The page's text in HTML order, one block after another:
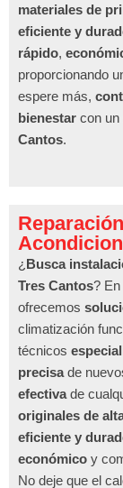
materiales de
eficiente y
rápido,
proporcionando
espere más,
bienestar con un
Cantos.
¿ Busca
Tres Cantos? En
ofrecemos
climatización
técnicos
precisade
efectivade
originales de
eficiente y
económico y
No deje que el